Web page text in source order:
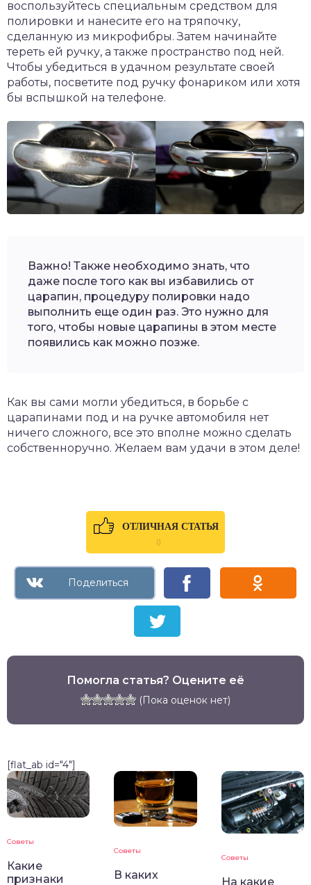
воспользуйтесь специальным средством для
полировки и нанесите его на тряпочку,
сделанную из микрофибры. Затем начинайте
тереть ей ручку, а также пространство под ней.
Чтобы убедиться в удачном результате своей
работы, посветите под ручку фонариком или хотя
бы вспышкой на телефоне.
Важно! Также необходимо знать, что
даже после того как вы избавились от
царапин, процедуру полировки надо
выполнить еще один раз. Это нужно для
того, чтобы новые царапины в этом месте
появились как можно позже.
Как вы сами могли убедиться, в борьбе с
царапинами под и на ручке автомобиля нет
ничего сложного, все это вполне можно сделать
собственноручно. Желаем вам удачи в этом деле!
ОТЛИЧНАЯ СТАТЬЯ
0
Помогла статья? Оцените её
(Пока оценок нет)
[flat_ab id="4"]
Советы
Какие
признаки
Советы
В каких
Советы
На какие